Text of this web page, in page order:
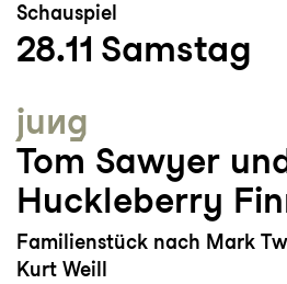
Schauspiel
28.11 Samstag
jung
Tom Sawyer
Huckleberry
Familienstück nach Mark
Kurt Weill